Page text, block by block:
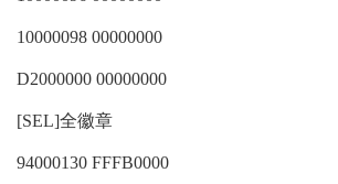
10000098 00000000
D2000000 00000000
[SEL]全徽章
94000130 FFFB0000